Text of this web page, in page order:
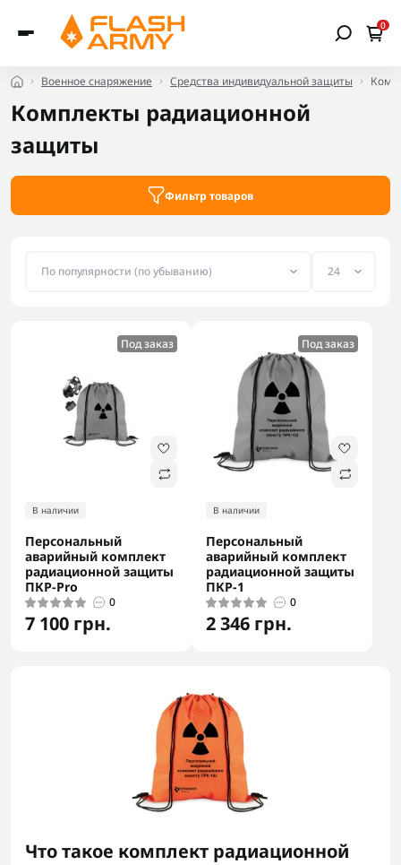
0
Военное снаряжение Средства индивидуальной защиты
Комплекты радиационной
защиты
Фильтр товаров
Под заказ
В наличии
Персональный
аварийный комплект
радиационной защиты
ПКР-Pro
0
7 100 грн.
Под заказ
В наличии
Персональный
аварийный комплект
радиационной защиты
ПКР-1
0
2 346 грн.
Что такое комплект радиационной